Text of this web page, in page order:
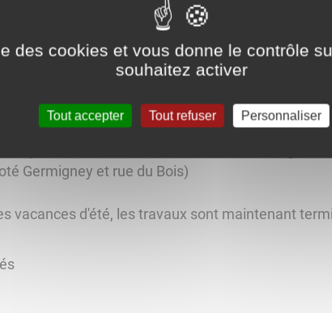
phase de travaux d'enfouissement des lignes
Germigney et rue du Bois)
vacances d'été, les travaux sont maintenant
des cookies et vous donne le contrôle
souhaitez activer
Tout accepter Tout refuser Personnaliser